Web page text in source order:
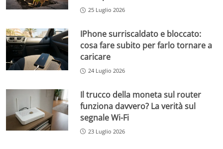
25 Luglio 2026
IPhone surriscaldato e bloccato:
cosa fare subito per farlo tornare a
caricare
24 Luglio 2026
Il trucco della moneta sul router
funziona davvero? La verità sul
segnale Wi-Fi
23 Luglio 2026